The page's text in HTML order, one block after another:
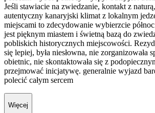
Jeśli stawiacie na zwiedzanie, kontakt z
autentyczny kanaryjski klimat z lokalnym
miejscami to zdecydowanie wybierzcie
jest pięknym miastem i świetną bazą do
pobliskich historycznych miejscowości.
się lepiej, była niesłowna, nie zorganizowała
obietnic, nie skontaktowała się z
przejmować inicjatywę. generalnie wyjazd
polecić całym sercem
Więcej